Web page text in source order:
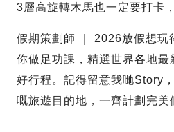
3層高旋轉木馬也一定要打卡
假期策劃師 ｜ 2026放假想玩
你做足功課，精選世界各地
好行程。記得留意我哋Story
嘅旅遊目的地，一齊計劃完美